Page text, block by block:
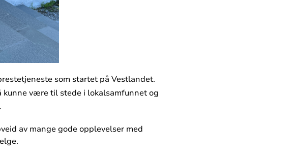
som startet på Vestlandet.
kunne være til stede i lokalsamfunnet og
av mange gode opplevelser med